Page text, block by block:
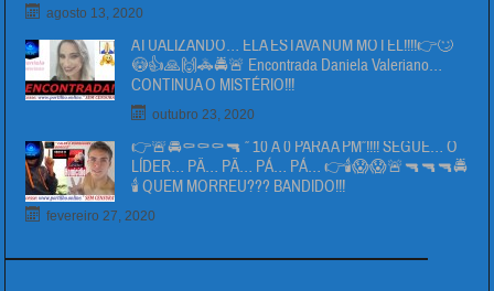
agosto 13, 2020
ATUALIZANDO… ELA ESTAVA NUM MOTEL!!!!👉🙄
😳👍🙏🙌🚓🚔🚨 Encontrada Daniela Valeriano…
CONTINUA O MISTÉRIO!!!
outubro 23, 2020
👉🚨🚔⚰⚰⚰🔫 ” 10 Á 0 PARA A PM”!!!! SEGUE… O
LÍDER… PÄ… PÄ… PÁ… PÁ… 👉🕯😱😱🚨🔫🔫🔫🚔
🕯 QUEM MORREU??? BANDIDO!!!
fevereiro 27, 2020